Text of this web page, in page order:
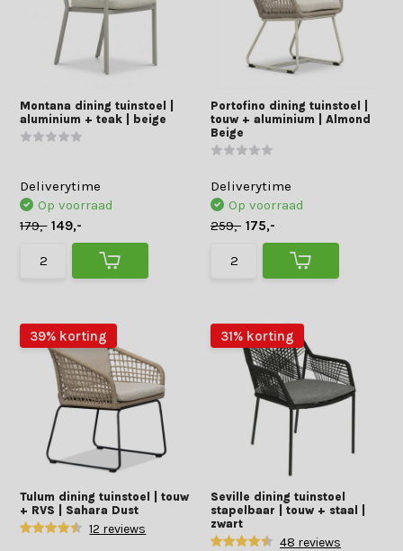
Montana dining tuinstoel |
aluminium + teak | beige
Deliverytime
Op voorraad
179,- 149,-
Portofino dining tuinstoel |
touw + aluminium | Almond
Beige
Deliverytime
Op voorraad
259,- 175,-
39% korting
Tulum dining tuinstoel | touw
+ RVS | Sahara Dust
12 reviews
31% korting
Seville dining tuinstoel
stapelbaar | touw + staal |
zwart
48 reviews